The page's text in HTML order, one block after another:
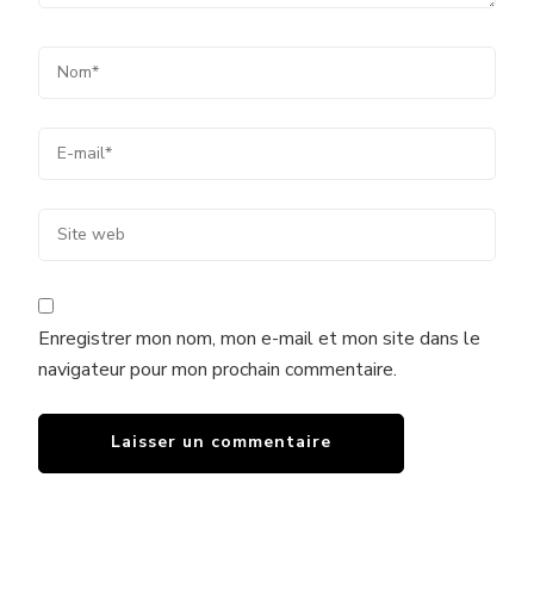
Enregistrer mon nom, mon e-mail et mon site dans le
navigateur pour mon prochain commentaire.